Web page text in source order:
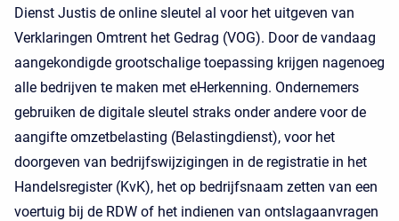
Dienst Justis de online sleutel al voor het uitgeven van
Verklaringen Omtrent het Gedrag (VOG). Door de vandaag
aangekondigde grootschalige toepassing krijgen nagenoeg
alle bedrijven te maken met eHerkenning. Ondernemers
gebruiken de digitale sleutel straks onder andere voor de
aangifte omzetbelasting (Belastingdienst), voor het
doorgeven van bedrijfswijzigingen in de registratie in het
Handelsregister (KvK), het op bedrijfsnaam zetten van een
voertuig bij de RDW of het indienen van ontslagaanvragen